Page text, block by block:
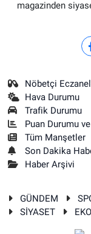
magazinden
Nöbetçi
Hava Durumu
Trafik Durumu
Puan Durumu
Tüm Manşetler
Son Dakika
Haber Arşivi
GÜNDEM
SİYASET